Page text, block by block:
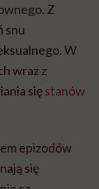
Z
snu
W
wraz z
sięstanów
epizodów
się